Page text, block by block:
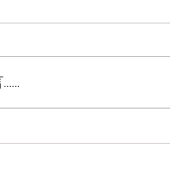
九章、第十章、第十一
二章、第十三章、第十四